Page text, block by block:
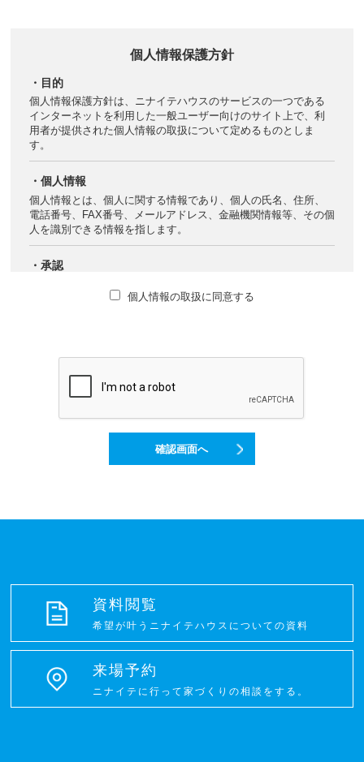
個人情報保護方針
・目的
個人情報保護方針は、ニナイテハウスのサービスの一つである
インターネットを利用した一般ユーザー向けのサイト上で、利
用者が提供された個人情報の取扱について定めるものとしま
す。
・個人情報
個人情報とは、個人に関する情報であり、個人の氏名、住所、
電話番号、FAX番号、メールアドレス、金融機関情報等、その個
人を識別できる情報を指します。
・承認
その提供時の個人情報保護方針を承認しているものとします。
ださい。
2． お客様に対し商品やサービスを案内するための情報を発信す
1． 開示された個人情報について、ユーザーの同意を了承した場
2． 主催者が業務を委託した会社が、その業務遂行の目的の為に
必要とした場合。
（主催者は業務を委託した会社との間で、個人情報を使用する
れるよう必要かつ適切な監督をおこなうものとします。）
3． 裁判所、検察庁、警察、消費者センター等、公的機関または
それに準じた権限を有する機関から開示を求められた場合。
個人情報の取扱に同意する
確認画面へ
資料閲覧
希望が叶うニナイテハウスについての資料
来場予約
ニナイテに行って家づくりの相談をする。